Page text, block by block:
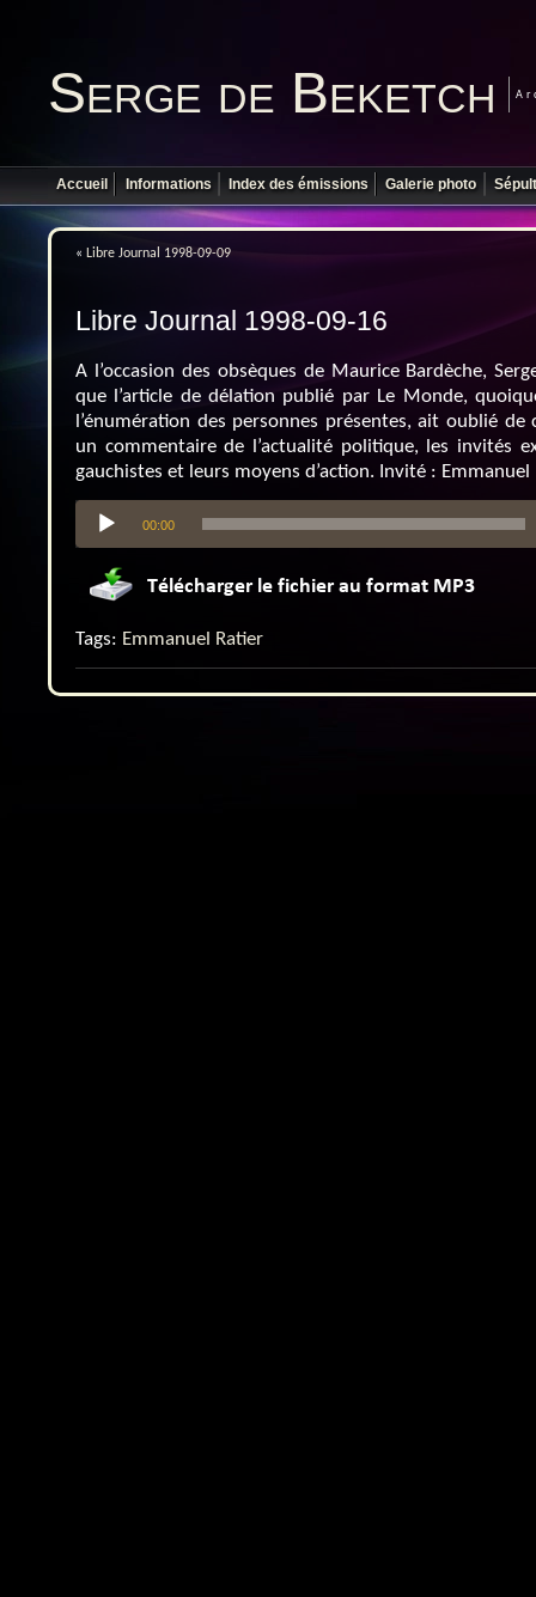
Serge de Beketch
Accueil Informations Index des émissions Galerie photo
« Libre Journal 1998-09-09
Libre Journal 1998-09-16
A l’occasion des obsèques de Maurice Bardèche,
que l’article de délation publié par Le Monde,
l’énumération des personnes présentes, ait oublié
un commentaire de l’actualité politique, les invités
gauchistes et leurs moyens d’action. Invité : Emmanuel
Lecteur
audio
00:00
Tags: Emmanuel Ratier